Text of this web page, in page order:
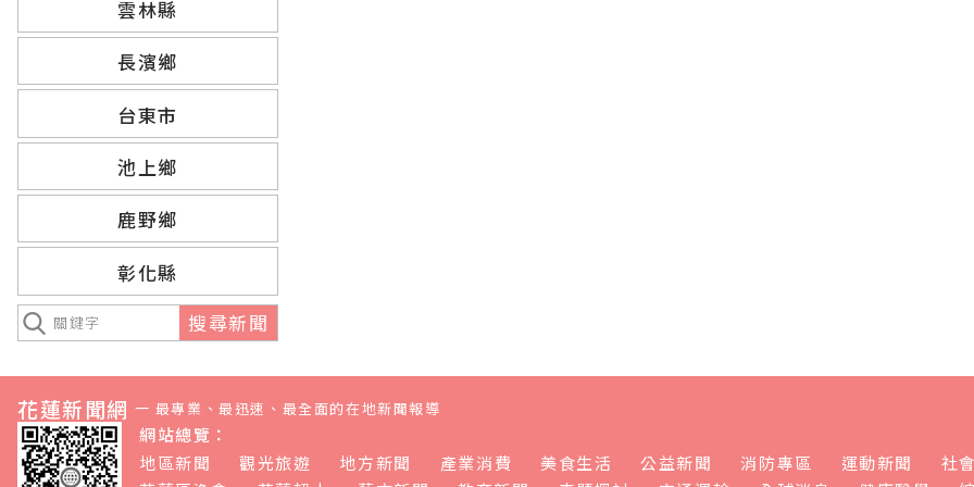
雲林縣
長濱鄉
台東市
池上鄉
鹿野鄉
彰化縣
搜尋新聞
花蓮新聞網 — 最專業、最迅速、最全面的在地新聞報導
網站總覽：
地區新聞
觀光旅遊 地方新聞 產業消費 美食生活 公益新聞 消防專區 運動新聞
社